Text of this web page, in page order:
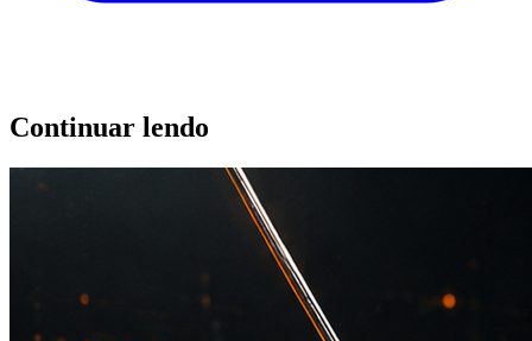
Continuar lendo